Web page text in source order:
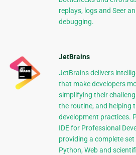
replays, logs and Seer
debugging.
JetBrains
JetBrains delivers
that make developers
simplifying their
the routine, and helping
development practices.
IDE for Professional
providing a complete
Python, Web and